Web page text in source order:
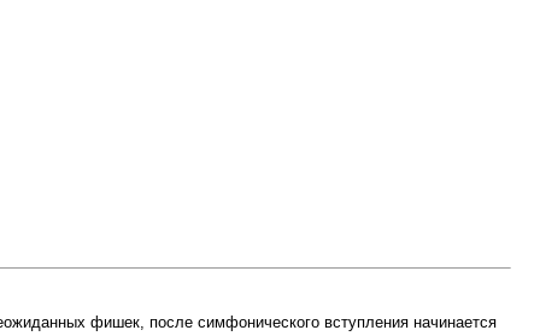
фишек, после симфонического вступления начинается